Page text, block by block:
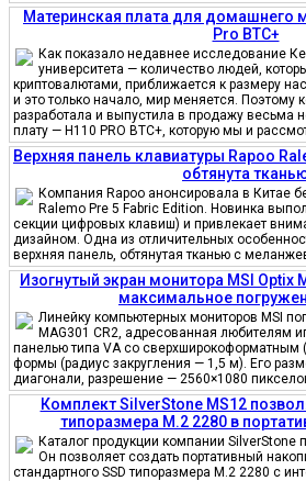
Материнская плата для домашнего
Pro BTC+
Как показало недавнее исследование
университета — количество людей,
криптовалютами, приближается к размеру
и это только начало, мир меняется. Поэтому
разработала и выпустила в продажу весьма
плату — H110 PRO BTC+, которую мы и
Верхняя панель клавиатуры Rapoo
обтянута
Компания Rapoo анонсировала в Китае
Ralemo Pre 5 Fabric Edition. Новинка
секции цифровых клавиш) и привлекает
дизайном. Одна из отличительных
верхняя панель, обтянутая тканью с
Изогнутый экран монитора MSI Optix
максимальное
Линейку компьютерных мониторов MSI
MAG301 CR2, адресованная любителям
панелью типа VA со сверхширокоформатным
формы (радиус закругления — 1,5 м). Его
диагонали, разрешение — 2560×1080
Комплект SilverStone MS12
типоразмера M.2 2280 в
Каталог продукции компании SilverStone
Он позволяет создать портативный
стандартного SSD типоразмера M.2 2280 с